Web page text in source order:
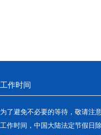
工作时间
为了避免不必要的等待，敬请注
工作时间，中国大陆法定节假日除